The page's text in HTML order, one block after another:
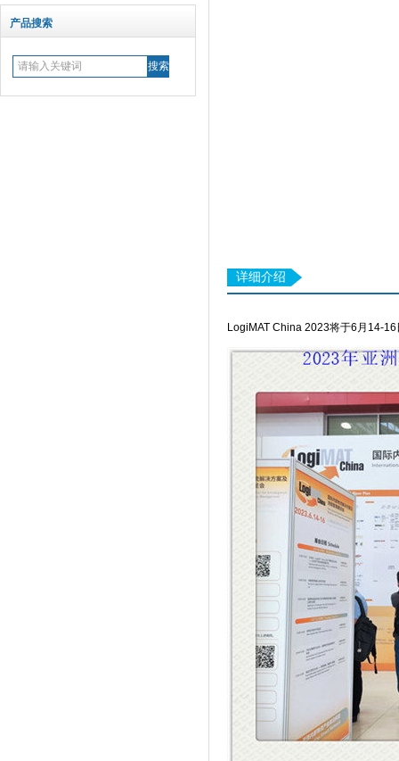
产品搜索
详细介绍
LogiMAT China 2023将于6月14-